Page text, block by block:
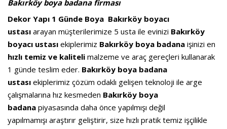
Bakırköy boya badana firması
Dekor Yapı 1 Günde Boya Bakırköy boyacı
ustası arayan müşterilerimize 5 usta ile evinizi Bakırköy
boyacı ustası ekiplerimiz Bakırköy boya badana işinizi en
hızlı temiz ve kaliteli malzeme ve araç gereçleri kullanarak
1 günde teslim eder. Bakırköy boya badana
ustası ekiplerimiz çözüm odaklı gelişen teknoloji ile arge
çalışmalarına hız kesmeden Bakırköy boya
badana piyasasında daha önce yapılmışı değil
yapılmamışı araştırır geliştirir, size hızlı pratik temiz işçilikle